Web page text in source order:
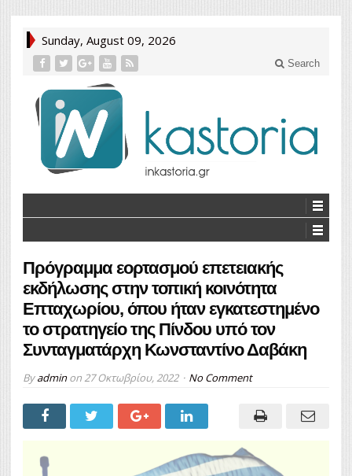
Sunday, August 09, 2026
Search
Πρόγραμμα εορτασμού επετειακής
εκδήλωσης στην τοπική κοινότητα
Επταχωρίου, όπου ήταν εγκατεστημένο
το στρατηγείο της Πίνδου υπό τον
Συνταγματάρχη Κωνσταντίνο Δαβάκη
Byadminon 27 Οκτωβρίου, 2022 No Comment